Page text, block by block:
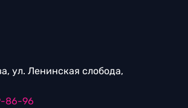
ул. Ленинская слобода,
86-96